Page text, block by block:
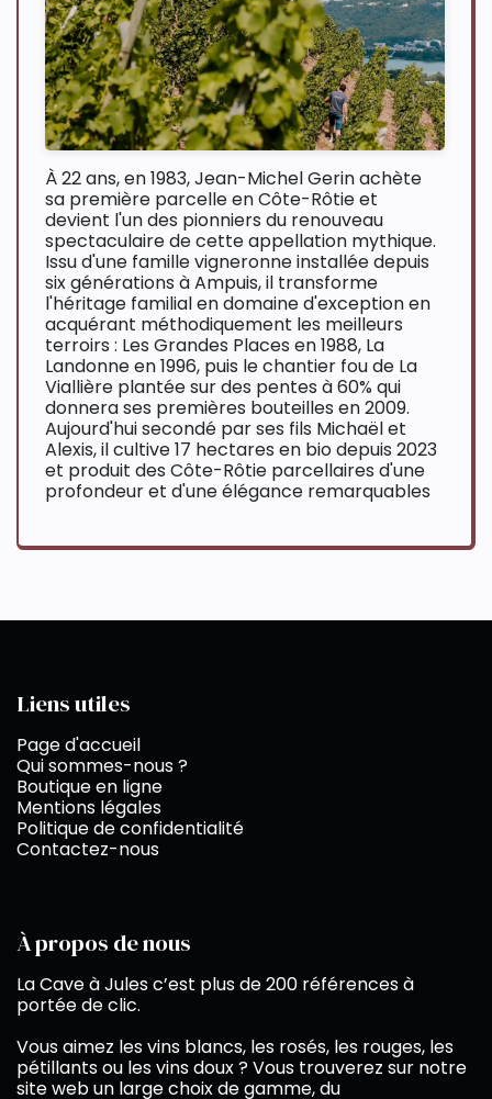
À 22 ans, en 1983, Jean-Michel Gerin achète
sa première parcelle en Côte-Rôtie et
devient l'un des pionniers du renouveau
spectaculaire de cette appellation mythique.
Issu d'une famille vigneronne installée depuis
six générations à Ampuis, il transforme
l'héritage familial en domaine d'exception en
acquérant méthodiquement les meilleurs
terroirs : Les Grandes Places en 1988, La
Landonne en 1996, puis le chantier fou de La
Viallière plantée sur des pentes à 60% qui
donnera ses premières bouteilles en 2009.
Aujourd'hui secondé par ses fils Michaël et
Alexis, il cultive 17 hectares en bio depuis 2023
et produit des Côte-Rôtie parcellaires d'une
profondeur et d'une élégance remarquables
Liens utiles
Page d'accueil
Qui sommes-nous ?
Boutique en ligne
Mentions légales
Politique de confidentialité
Contactez-nous
À propos de nous
La Cave à Jules c’est plus de 200 références à
portée de clic.
Vous aimez les vins blancs, les rosés, les rouges, les
pétillants ou les vins doux ? Vous trouverez sur notre
site web un large choix de gamme, du